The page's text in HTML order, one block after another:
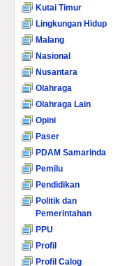
Kutai Timur
Lingkungan Hidup
Malang
Nasional
Nusantara
Olahraga
Olahraga Lain
Opini
Paser
PDAM Samarinda
Pemilu
Pendidikan
Politik dan
Pemerintahan
PPU
Profil
Profil Calog